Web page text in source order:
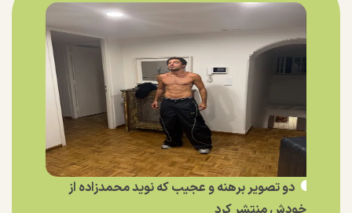
دو تصویر برهنه و عجیب که نوید محمدزاده از